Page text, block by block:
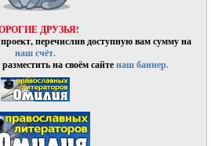
ДРУЗЬЯ!
перечислив доступную вам сумму на
наш счёт.
на своём сайтенаш баннер.